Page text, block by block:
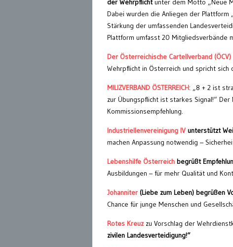
der Wehrpflichtunter dem Motto „Neue
Dabei wurden die Anliegen der
Stärkung der umfassenden
Plattform umfasst 20 Mitgliedsverbände
Der Österreichische Cartellverband (ÖCV)
Wehrpflicht in Österreich und spricht sich
MILIZVERBAND ÖSTERREICH: „8 + 2 ist
zur Übungspflicht ist starkes Signal!“
Kommissionsempfehlung.
Industriellenvereinigung IV unterstützt
machen Anpassung notwendig –
Lebenshilfe Österreich begrüßt
Ausbildungen – für mehr Qualität und
Johanniter (Liebe zum Leben) begrüßen
Chance für junge Menschen und
Rotes Kreuzzu Vorschlag der
zivilen Landesverteidigung!“